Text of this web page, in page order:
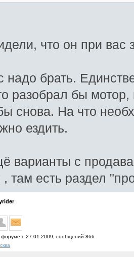
что он при вас
надо брать.
разобрал бы
снова. На что
ездить.
варианты с
, там есть раздел
с 27.01.2009, cообщений 866